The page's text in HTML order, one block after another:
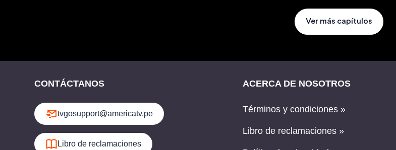
Ver más capítulos
CONTÁCTANOS
tvgosupport@americatv.pe
Libro de reclamaciones
ACERCA DE NOSOTROS
Términos y condiciones »
Libro de reclamaciones »